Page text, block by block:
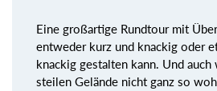
Eine großartige Rundtour mit
entweder kurz und knackig oder
knackig gestalten kann. Und
steilen Gelände nicht ganz so